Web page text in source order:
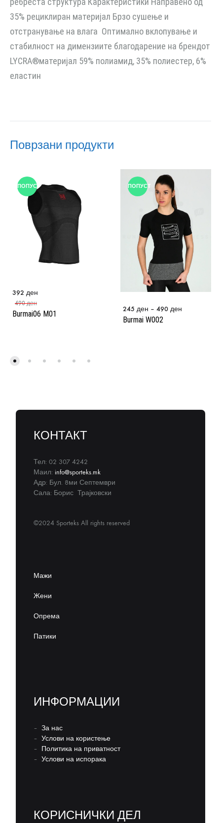
35% рециклиран материјал Брзо сушење и
отстранување на влага Оптимално вклопување и
стабилност на димензиите благодарение на брендот
LYCRA®материјал 59% полиамид, 35% полиестер, 6%
еластин
Поврзани продукти
ПОПУСТ
Burmai06 M01
392 ден
490ден
ПОПУСТ
Burmai W002
245 ден – 490 ден
КОНТАКТ
Тел: 02 307 4242
Маил: info@sporteks.mk
Адр: Бул. 8ми Септември
Сала: Борис Трајковски
©2024 Sporteks All rights reserved
Мажи
Жени
Опрема
Патики
ИНФОРМАЦИИ
– За нас
– Услови на користење
– Политика на приватност
– Услови на испорака
КОРИСНИЧКИ ДЕЛ